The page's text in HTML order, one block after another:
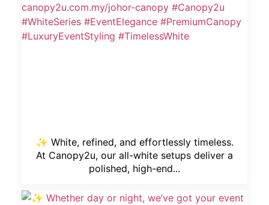
✨ White, refined, and effortlessly timeless.
At Canopy2u, our all-white setups deliver a
polished, high-end...